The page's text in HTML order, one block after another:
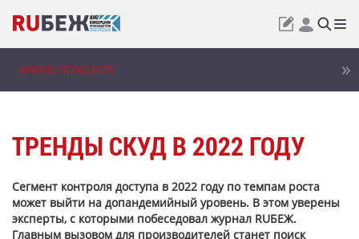
АРХИВ НОМЕРОВ
ТРЕНДЫ СКУД В 2022 ГОДУ
Сегмент контроля доступа в 2022 году по темпам роста
может выйти на допандемийный уровень. В этом уверены
эксперты, с которыми побеседовал журнал RUБЕЖ.
Главным вызовом для производителей станет поиск